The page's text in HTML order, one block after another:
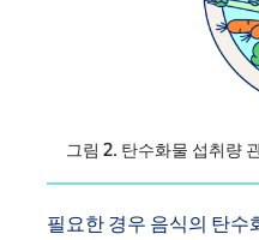
그림 2. 탄수화물 섭취량
필요한 경우 음식의 탄수